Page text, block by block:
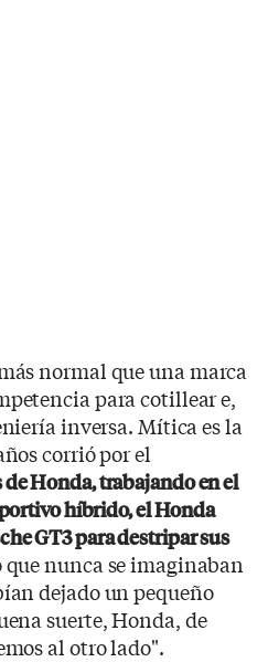
normal que una marca
para cotillear e,
inversa. Mítica es la
corrió por el
de Honda, trabajando en el
híbrido, el Honda
GT3 para destripar sus
que nunca se imaginaban
dejado un pequeño
suerte, Honda, de
al otro lado".